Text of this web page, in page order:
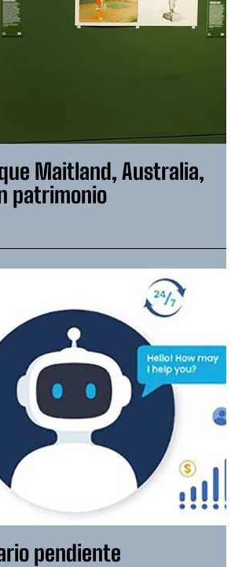
Maitland, Australia,
patrimonio
pendiente